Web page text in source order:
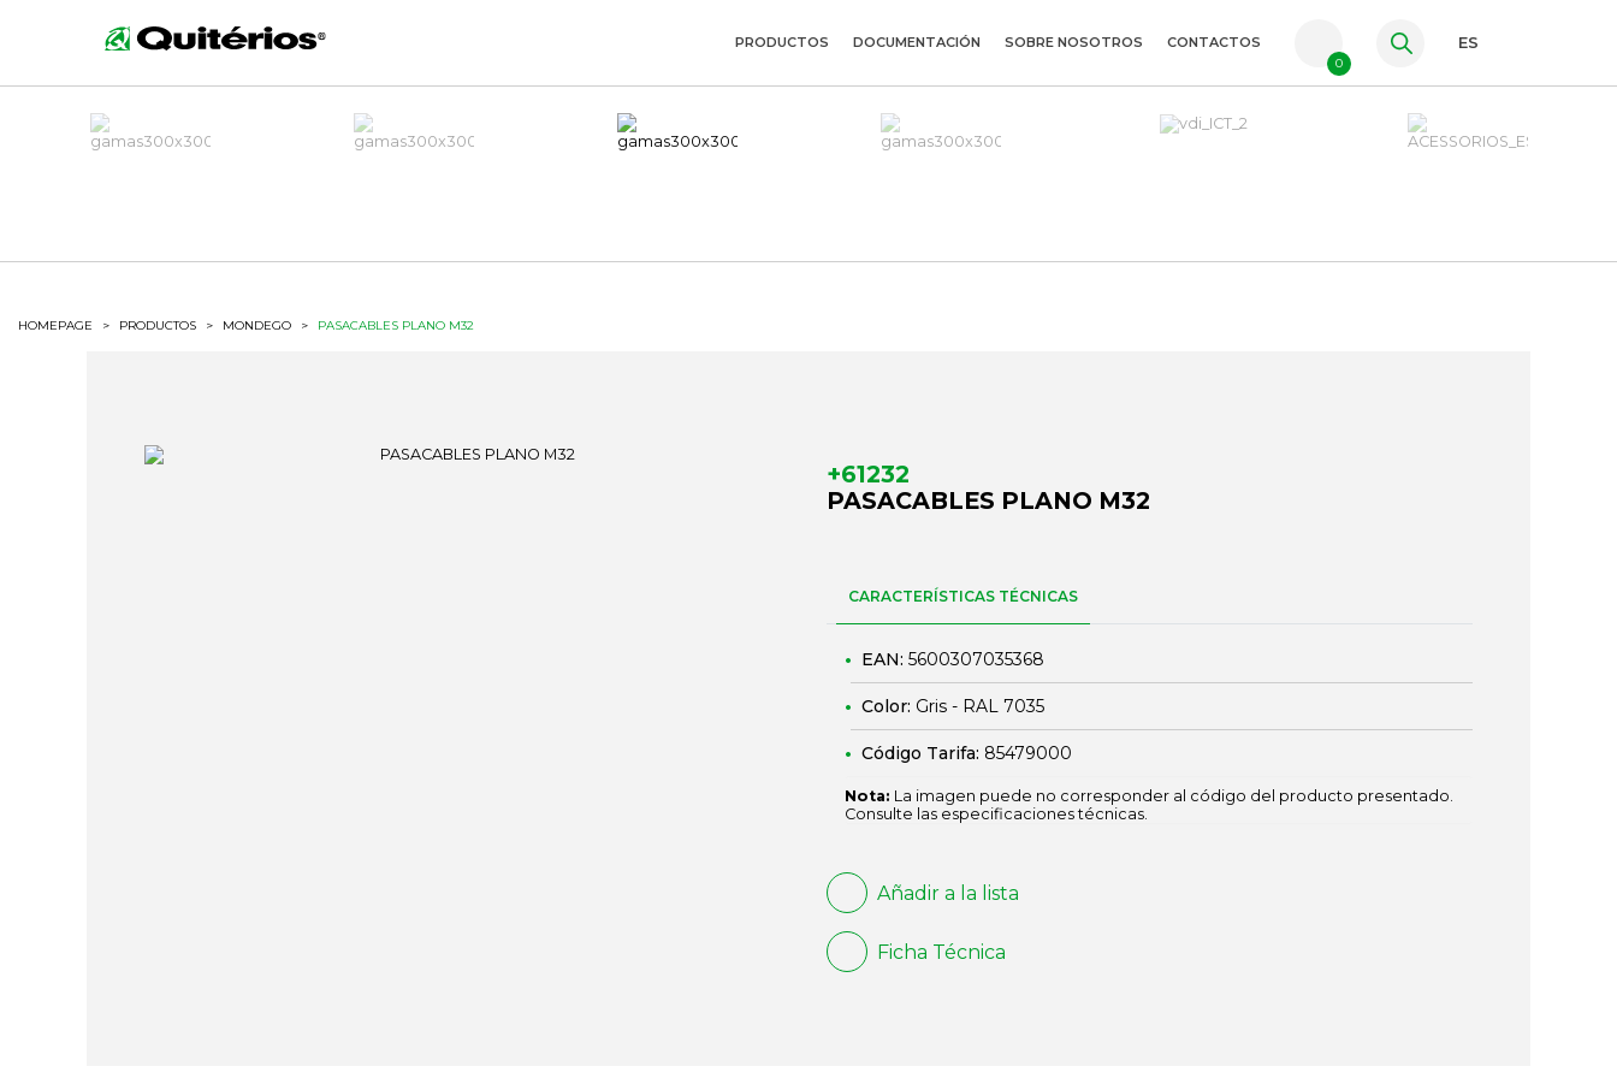
FR
PRODUCTOS DOCUMENTACIÓN SOBRE NOSOTROS CONTACTOS
0
ES
HOMEPAGE > PRODUCTOS > MONDEGO > PASACABLES PLANO M32
+61232
PASACABLES PLANO M32
CARACTERÍSTICAS TÉCNICAS
EAN: 5600307035368
Color: Gris - RAL 7035
Código Tarifa: 85479000
Nota: La imagen puede no corresponder al código del producto presentado.
Consulte las especificaciones técnicas.
Añadir a la lista
Ficha Técnica